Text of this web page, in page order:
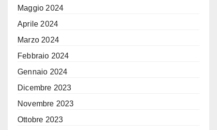
Maggio 2024
Aprile 2024
Marzo 2024
Febbraio 2024
Gennaio 2024
Dicembre 2023
Novembre 2023
Ottobre 2023